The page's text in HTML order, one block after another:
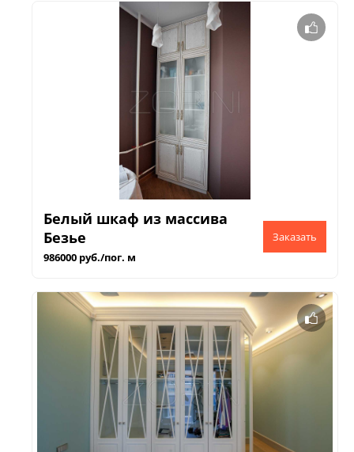
Белый шкаф из массива
Безье
986000 руб./пог. м